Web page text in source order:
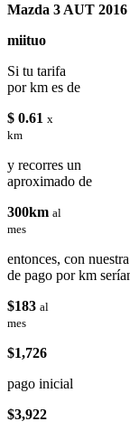
Mazda 3 AUT 2016
miituo
Si tu tarifa
por km es de
$ 0.61 x
km
y recorres un
aproximado de
300km al
mes
entonces, con
de pago por km
$183 al
mes
$1,726
pago inicial
$3,922